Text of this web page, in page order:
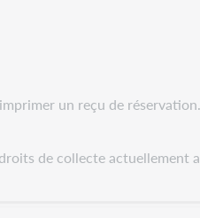
un reçu de
de collecte actuellement